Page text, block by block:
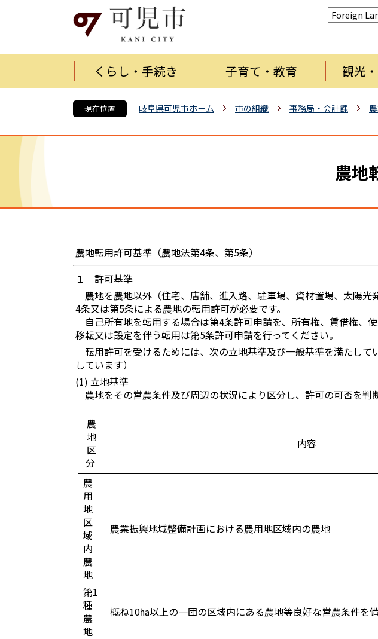
くらし・手続き 子育て・教育 観光
現在位置 岐阜県可児市ホーム 市の組織 事務局・会計課
農地
農地転用許可基準（農地法第4条、第5条）
１ 許可基準
農地を農地以外（住宅、店舗、進入路、駐車場、資材置場、太陽光
4条又は第5条による農地の転用許可が必要です。
自己所有地を転用する場合は第4条許可申請を、所有権、賃借権、
移転又は設定を伴う転用は第5条許可申請を行ってください。
転用許可を受けるためには、次の立地基準及び一般基準を満たして
しています）
(1) 立地基準
農地をその営農条件及び周辺の状況により区分し、許可の可否を判
農
地
区
分
内容
農
用
地
区
域
内
農
地
農業振興地域整備計画における農用地区域内の農地
第1
種
農
地
概ね10㏊以上の一団の区域内にある農地等良好な営農条件を